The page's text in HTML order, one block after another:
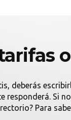
deberás
responderá. Si
Para